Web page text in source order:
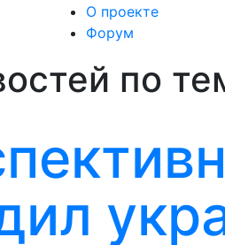
О проекте
Форум
по